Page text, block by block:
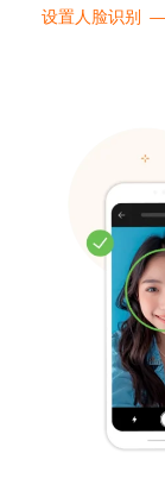
设置人脸识别